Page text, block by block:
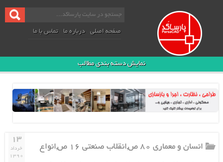
صفحه اصلی درباره ما تماس با ما
نمایش دسته بندی مطالب
۱۳
خرداد
۱۳۹۰
انسان و معماري ۸۰ ص,انقلاب صنعتی ۱۶ ص,انواع